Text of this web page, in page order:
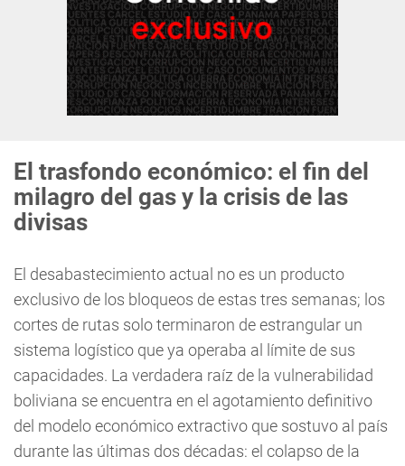
El trasfondo económico: el fin del
milagro del gas y la crisis de las
divisas
El desabastecimiento actual no es un producto
exclusivo de los bloqueos de estas tres semanas; los
cortes de rutas solo terminaron de estrangular un
sistema logístico que ya operaba al límite de sus
capacidades. La verdadera raíz de la vulnerabilidad
boliviana se encuentra en el agotamiento definitivo
del modelo económico extractivo que sostuvo al país
durante las últimas dos décadas: el colapso de la